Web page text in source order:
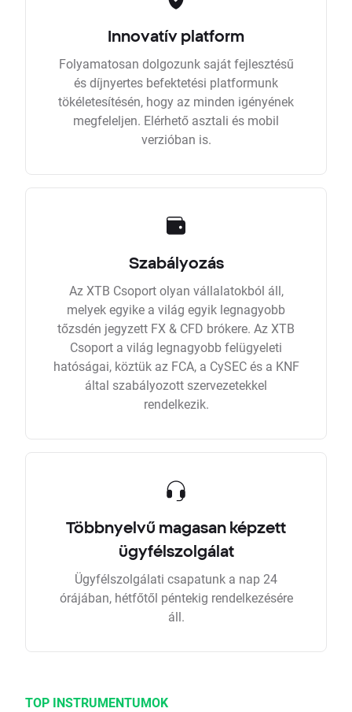
Innovatív platform
Folyamatosan dolgozunk saját fejlesztésű
és díjnyertes befektetési platformunk
tökéletesítésén, hogy az minden igényének
megfeleljen. Elérhető asztali és mobil
verzióban is.
Szabályozás
Az XTB Csoport olyan vállalatokból áll,
melyek egyike a világ egyik legnagyobb
tőzsdén jegyzett FX & CFD brókere. Az XTB
Csoport a világ legnagyobb felügyeleti
hatóságai, köztük az FCA, a CySEC és a KNF
által szabályozott szervezetekkel
rendelkezik.
Többnyelvű magasan képzett
ügyfélszolgálat
Ügyfélszolgálati csapatunk a nap 24
órájában, hétfőtől péntekig rendelkezésére
áll.
TOP INSTRUMENTUMOK